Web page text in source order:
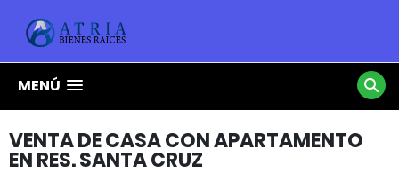
MENÚ
VENTA DE CASA CON APARTAMENTO
EN RES. SANTA CRUZ